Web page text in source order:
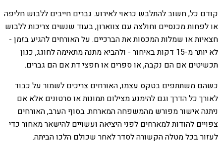
קודם כל, חשוב להתלבש כראוי לאירוע. גברים חייבים ללבוש חליפה
או לפחות מכנסיים וחולצה עם צווארון, בעוד שנשים צריכות ללבוש
חצאיות או שמלות המכסות את הברכיים. על האורחים להגיע בזמן -
לא יותר מ-15 דקות באיחור - ולהביא מתנה מתאימה לחוגג, כגון
תכשיטים אם הם נקבה, או ספרים או חפצי דת אם הם גברים.
כשהם משתתפים בטקס עצמו, האורחים צריכים לשמור על כבוד
לאורך כל הדרך וגם להימנע מצילום תמונות או סרטונים אלא אם
ניתנה אישור מפורש מהמשפחה המארחת. בסוף הערב, האורחים
צפויים להודות למארחים לפני היציאה ועשויים להישאר מאחור כדי
לעזור בכל מטלה הקשורה לסדר לאחר שכולם הלכו הביתה.